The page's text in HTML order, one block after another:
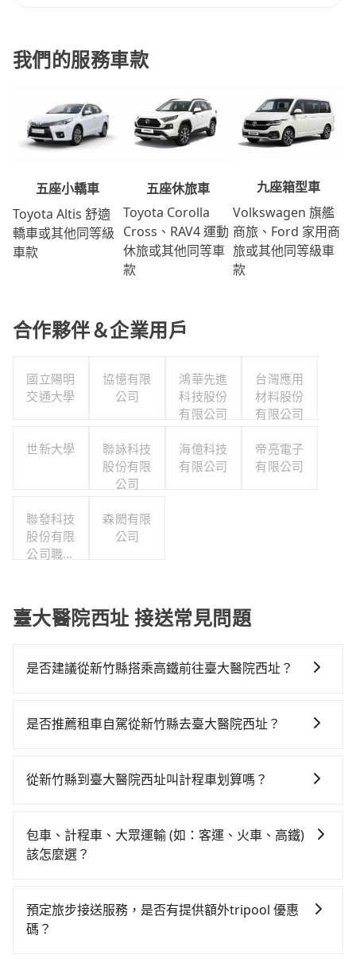
我們的服務車款
五座小轎車
Toyota Altis 舒適
轎車或其他同等級
車款
五座休旅車
Toyota Corolla
Cross、RAV4 運動
休旅或其他同等車
款
九座箱型車
Volkswagen 旗艦
商旅、Ford 家用商
旅或其他同等級車
款
合作夥伴＆企業用戶
國立陽明
交通大學
協憶有限
公司
鴻華先進
科技股份
有限公司
台灣應用
材料股份
有限公司
世新大學
聯詠科技
股份有限
公司
海億科技
有限公司
帝亮電子
有限公司
聯發科技
股份有限
公司職工
森閎有限
公司
臺大醫院西址 接送常見問題
是否建議從新竹縣搭乘高鐵前往臺大醫院西址？
時、轉車麻煩，且難叫計程車前往高鐵站！從最早06:36
一輛計程車花費約500元、車程約25分鐘。抵達高鐵站
往台北高鐵站，每人票價290元，再用15分鐘出站，最
後再根據距離的遠近或者天候狀況，決定是步行一段路
為420元。不過新竹縣領有合法執照的計程車僅有700多
輛，計程車的密度為雙北的1.3%，換句話說，臨時要叫
是否推薦租車自駕從新竹縣去臺大醫院西址？
時不需要閉目養神（因為要自己開車），最重要的是你
$115~205承租小轎車，每公里再額外加收$3.2，從新竹
縣（竹東鎮）到臺大醫院西址的花費預估為
時40元路邊停車費用預估進去，但額外的汽車保險與可
能的罰單都需自付。再者，和運的iRent只提供最基本的
從新竹縣到臺大醫院西址叫計程車划算嗎？
灣大車隊、Uber、Line Taxi、Yoxi等。依照里程跳錶計
算，價格約為1,920~2,300元間，但如改預約tripool可
度為雙北的1.3%，也就是說要臨時叫到小黃的難度是台
北或新北的80倍之多。綜合以上，無論在價格或服務品
包車、計程車、大眾運輸 (如：客運、火車、高鐵)
該怎麼選？
擇： 預算：不同交通工具價格不同，可先確定您的預
算。計程車最貴，而大眾運輸通常較便宜。 行程：需多
預定旅步接送服務，是否有提供額外tripool 優惠
碼？